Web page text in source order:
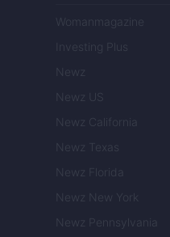
Womanmagazine
Investing Plus
Newz
Newz US
Newz California
Newz Texas
Newz Florida
Newz New York
Newz Pennsylvania